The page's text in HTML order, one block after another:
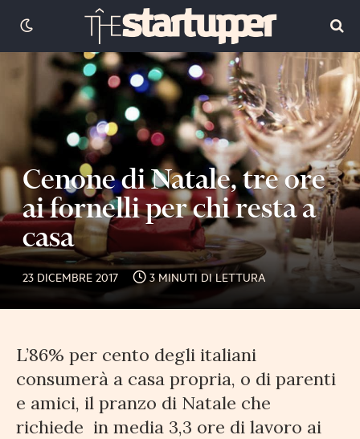
Cenone di Natale, tre ore
ai fornelli per chi resta a
casa
23 DICEMBRE 2017 3 MINUTI DI LETTURA
L’86% per cento degli italiani
consumerà a casa propria, o di parenti
e amici, il pranzo di Natale che
richiede in media 3,3 ore di lavoro ai